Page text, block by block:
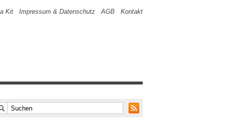
Kit Impressum & Datenschutz AGB Kontakt